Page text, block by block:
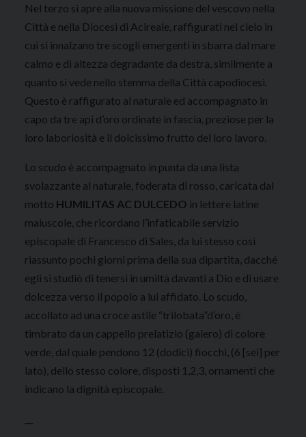
Nel terzo si apre alla nuova missione del vescovo nella
Città e nella Diocesi di Acireale, raffigurati nel cielo in
cui si innalzano tre scogli emergenti in sbarra dal mare
calmo e di altezza degradante da destra, similmente a
quanto si vede nello stemma della Città capodiocesi.
Questo è raffigurato al naturale ed accompagnato in
capo da tre api d’oro ordinate in fascia, preziose per la
loro laboriosità e il dolcissimo frutto del loro lavoro.
Lo scudo è accompagnato in punta da una lista
svolazzante al naturale, foderata di rosso, caricata dal
motto HUMILITAS AC DULCEDO in lettere latine
maiuscole, che ricordano l’infaticabile servizio
episcopale di Francesco di Sales, da lui stesso così
riassunto pochi giorni prima della sua dipartita, dacché
egli si studiò di tenersi in umiltà davanti a Dio e di usare
dolcezza verso il popolo a lui affidato. Lo scudo,
accollato ad una croce astile “trilobata”d’oro, è
timbrato da un cappello prelatizio (galero) di colore
verde, dal quale pendono 12 (dodici) fiocchi, (6 [sei] per
lato), dello stesso colore, disposti 1,2,3, ornamenti che
indicano la dignità episcopale.